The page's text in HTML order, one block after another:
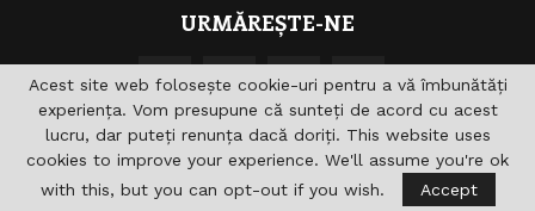
URMĂREȘTE-NE
@2021 - asiiromani.eu. Toate drepturile rezervate.
Acest site web folosește cookie-uri pentru a vă îmbunătăți
experiența. Vom presupune că sunteți de acord cu acest
lucru, dar puteți renunța dacă doriți. This website uses
cookies to improve your experience. We'll assume you're ok
with this, but you can opt-out if you wish.
Accept